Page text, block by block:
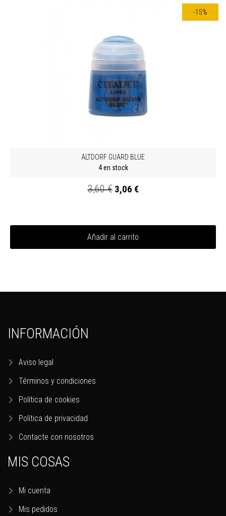
-15%
ALTDORF GUARD BLUE
4 en stock
3,60 € 3,06 €
Añadir al carrito
INFORMACIÓN
Aviso legal
Términos y condiciones
Política de cookies
Política de privacidad
Contacte con nosotros
MIS COSAS
Mi cuenta
Mis pedidos